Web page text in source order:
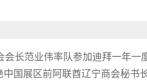
长范业伟率队参加迪拜一年
国展区前阿联酋辽宁商会秘